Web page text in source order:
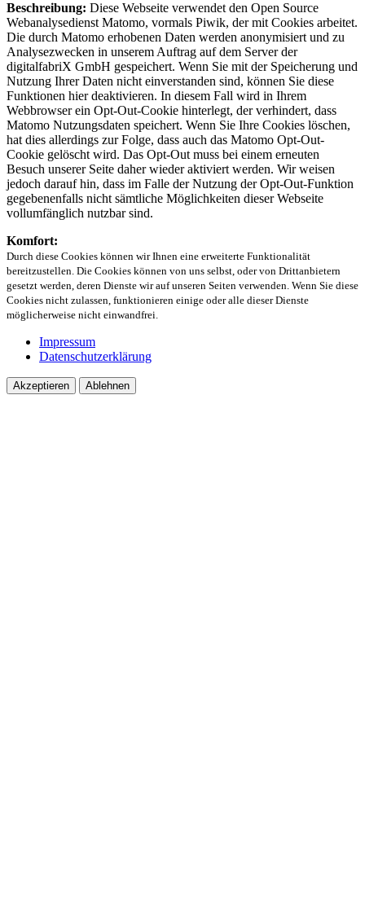
Beschreibung: Diese Webseite verwendet den Open Source
Webanalysedienst Matomo, vormals Piwik, der mit Cookies arbeitet.
Die durch Matomo erhobenen Daten werden anonymisiert und zu
Analysezwecken in unserem Auftrag auf dem Server der
digitalfabriX GmbH gespeichert. Wenn Sie mit der Speicherung und
Nutzung Ihrer Daten nicht einverstanden sind, können Sie diese
Funktionen hier deaktivieren. In diesem Fall wird in Ihrem
Webbrowser ein Opt-Out-Cookie hinterlegt, der verhindert, dass
Matomo Nutzungsdaten speichert. Wenn Sie Ihre Cookies löschen,
hat dies allerdings zur Folge, dass auch das Matomo Opt-Out-
Cookie gelöscht wird. Das Opt-Out muss bei einem erneuten
Besuch unserer Seite daher wieder aktiviert werden. Wir weisen
jedoch darauf hin, dass im Falle der Nutzung der Opt-Out-Funktion
gegebenenfalls nicht sämtliche Möglichkeiten dieser Webseite
vollumfänglich nutzbar sind.
Komfort:
Durch diese Cookies können wir Ihnen eine erweiterte Funktionalität
bereitzustellen. Die Cookies können von uns selbst, oder von Drittanbietern
gesetzt werden, deren Dienste wir auf unseren Seiten verwenden. Wenn Sie diese
Cookies nicht zulassen, funktionieren einige oder alle dieser Dienste
möglicherweise nicht einwandfrei.
Impressum
Datenschutzerklärung
Akzeptieren Ablehnen